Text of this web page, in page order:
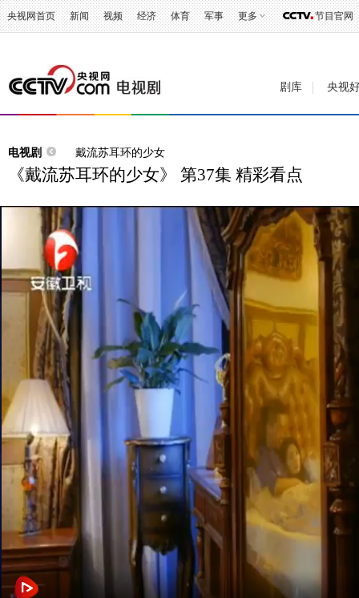
央视网首页 新闻 视频 经济 体育 军事 更多 节目官网
剧库 央视
电视剧 戴流苏耳环的少女
《戴流苏耳环的少女》 第37集 精彩看点